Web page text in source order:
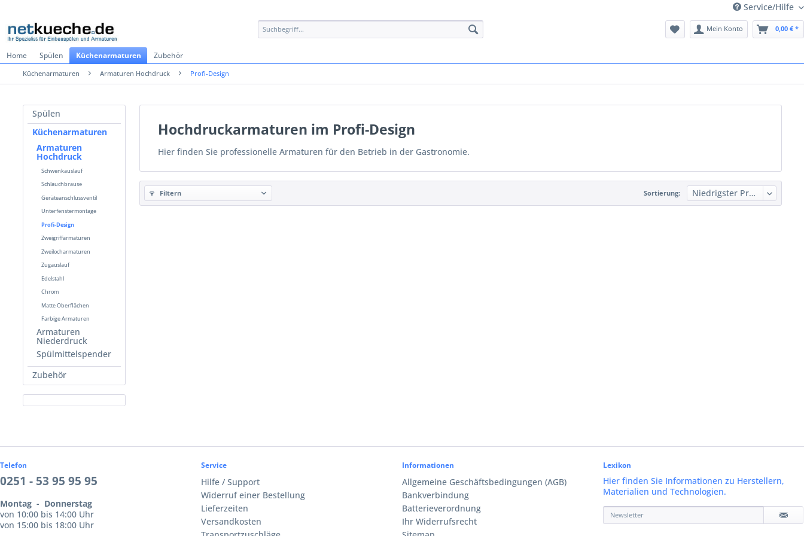
Service/Hilfe
Mein Konto 0,00 € *
Home Spülen Küchenarmaturen Zubehör
Küchenarmaturen Armaturen Hochdruck Profi-Design
Spülen
Küchenarmaturen
Armaturen
Hochdruck
Schwenkauslauf
Schlauchbrause
Geräteanschlussventil
Unterfenstermontage
Profi-Design
Zweigriffarmaturen
Zweilocharmaturen
Zugauslauf
Edelstahl
Chrom
Matte Oberflächen
Farbige Armaturen
Armaturen
Niederdruck
Spülmittelspender
Zubehör
Hochdruckarmaturen im Profi-Design
Hier finden Sie professionelle Armaturen für den Betrieb in der Gastronomie.
Filtern Sortierung:
Telefon
0251 - 53 95 95 95
Montag - Donnerstag
von 10:00 bis 14:00 Uhr
von 15:00 bis 18:00 Uhr
Service
Hilfe / Support
Widerruf einer Bestellung
Lieferzeiten
Versandkosten
Informationen
Allgemeine Geschäftsbedingungen (AGB)
Bankverbindung
Batterieverordnung
Ihr Widerrufsrecht
Lexikon
Hier finden Sie Informationen zu Herstellern,
Materialien und Technologien.